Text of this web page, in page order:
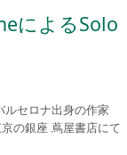
によるSolo
セロナ出身の作家
の銀座 蔦屋書店にて